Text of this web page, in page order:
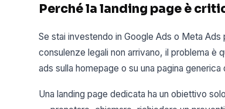
Perché la landing page è
Se stai investendo in Google Ads o Meta
consulenze legali non arrivano, il problema è
ads sulla homepage o su una pagina
Una landing page dedicata ha un obiettivo